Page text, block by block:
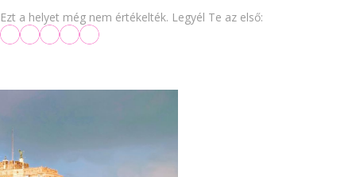
Ezt a helyet még nem értékelték. Legyél Te az első: